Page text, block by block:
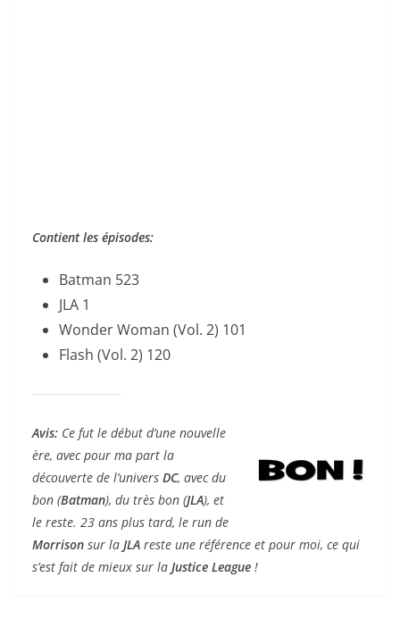
Contient les épisodes:
Batman 523
JLA 1
Wonder Woman (Vol. 2) 101
Flash (Vol. 2) 120
Avis: Ce fut le début d’une nouvelle
ère, avec pour ma part la
découverte de l’univers DC, avec du
bon (Batman), du très bon (JLA), et
le reste. 23 ans plus tard, le run de
Morrison sur la JLA reste une référence et pour moi, ce qui
s’est fait de mieux sur la Justice League !